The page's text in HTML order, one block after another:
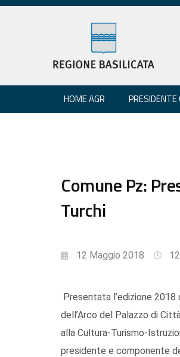
HOME AGR PRESIDENTE
Comune Pz:
Turchi
12 Maggio 2018
Presentata l’edizione
dell’Arco del Palazzo di
alla Cultura-Turismo-
presidente e componente